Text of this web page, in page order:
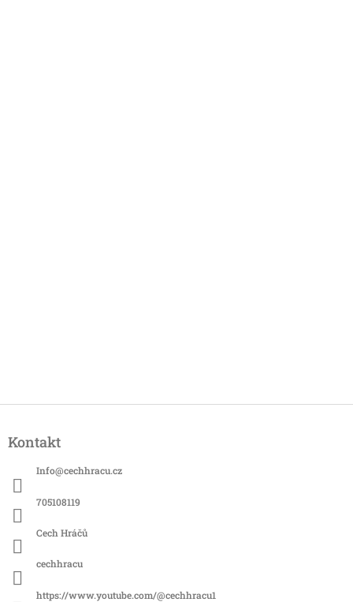
pKontakt
Info@cechhracu.cz
705108119
Cech Hráčů
cechhracu
https://www.youtube.com/@cechhracu1